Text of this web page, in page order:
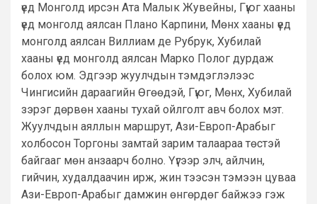
үед Монголд ирсэн Ата Малык Жувейны, Гүюг хааны
үед монголд аялсан Плано Карпини, Мөнх хааны үед
монголд аялсан Виллиам де Рубрук, Хубилай
хааны үед монголд аялсан Марко Полог дурдаж
болох юм. Эдгээр жуулчдын тэмдэглэлээс
Чингисийн дараагийн Өгөөдэй, Гүюг, Мөнх, Хубилай
зэрэг дөрвөн хааны тухай ойлголт авч болох мэт.
Жуулчдын аяллын маршрут, Ази-Европ-Арабыг
холбосон Торгоны замтай зарим талаараа төстэй
байгааг мөн анзаарч болно. Үүгээр элч, айлчин,
гийчин, худалдаачин ирж, жин тээсэн тэмээн цуваа
Ази-Европ-Арабыг дамжин өнгөрдөг байжээ гэж